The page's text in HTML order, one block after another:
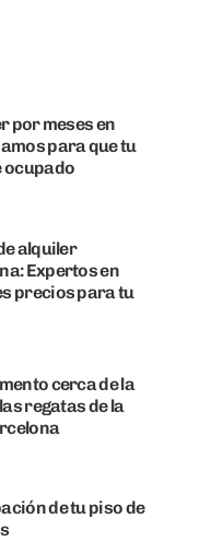
por meses en
para que tu
ocupado
alquiler
Expertos en
precios para tu
cerca de la
regatas de la
de tu piso de